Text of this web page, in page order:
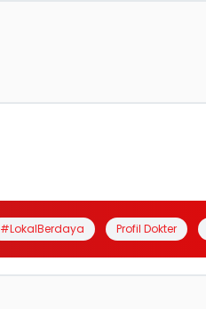
#LokalBerdaya Profil Dokter